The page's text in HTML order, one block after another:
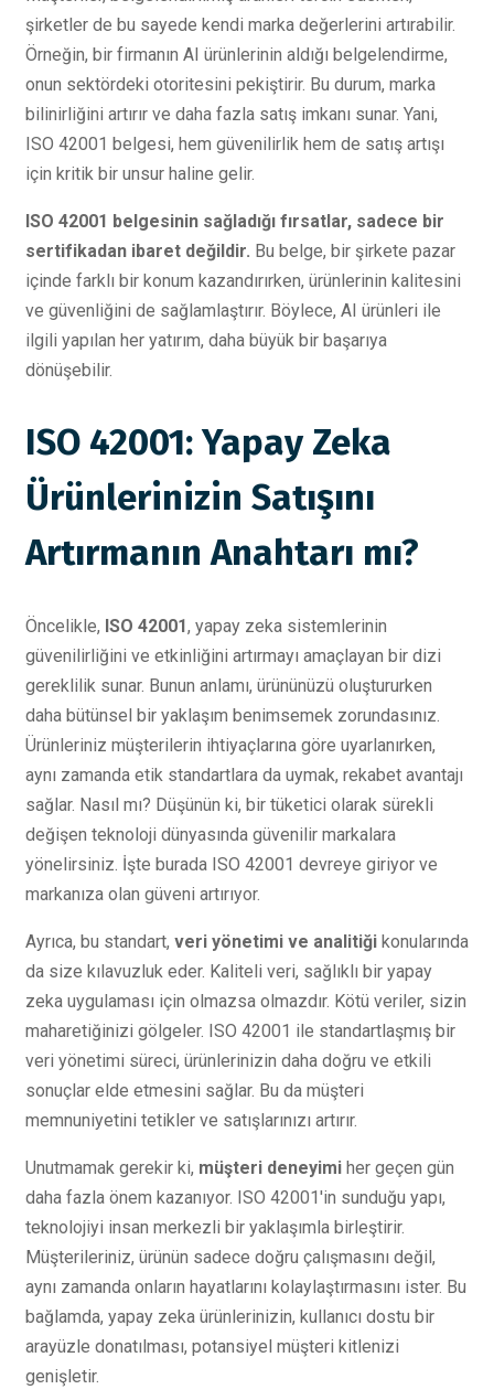
şirketler de bu sayede kendi marka değerlerini artırabilir.
Örneğin, bir firmanın AI ürünlerinin aldığı belgelendirme,
onun sektördeki otoritesini pekiştirir. Bu durum, marka
bilinirliğini artırır ve daha fazla satış imkanı sunar. Yani,
ISO 42001 belgesi, hem güvenilirlik hem de satış artışı
için kritik bir unsur haline gelir.
ISO 42001 belgesinin sağladığı fırsatlar, sadece bir
sertifikadan ibaret değildir. Bu belge, bir şirkete pazar
içinde farklı bir konum kazandırırken, ürünlerinin kalitesini
ve güvenliğini de sağlamlaştırır. Böylece, AI ürünleri ile
ilgili yapılan her yatırım, daha büyük bir başarıya
dönüşebilir.
ISO 42001: Yapay Zeka
Ürünlerinizin Satışını
Artırmanın Anahtarı mı?
Öncelikle, ISO 42001, yapay zeka sistemlerinin
güvenilirliğini ve etkinliğini artırmayı amaçlayan bir dizi
gereklilik sunar. Bunun anlamı, ürününüzü oluştururken
daha bütünsel bir yaklaşım benimsemek zorundasınız.
Ürünleriniz müşterilerin ihtiyaçlarına göre uyarlanırken,
aynı zamanda etik standartlara da uymak, rekabet avantajı
sağlar. Nasıl mı? Düşünün ki, bir tüketici olarak sürekli
değişen teknoloji dünyasında güvenilir markalara
yönelirsiniz. İşte burada ISO 42001 devreye giriyor ve
markanıza olan güveni artırıyor.
Ayrıca, bu standart, veri yönetimi ve analitiği konularında
da size kılavuzluk eder. Kaliteli veri, sağlıklı bir yapay
zeka uygulaması için olmazsa olmazdır. Kötü veriler, sizin
maharetiğinizi gölgeler. ISO 42001 ile standartlaşmış bir
veri yönetimi süreci, ürünlerinizin daha doğru ve etkili
sonuçlar elde etmesini sağlar. Bu da müşteri
memnuniyetini tetikler ve satışlarınızı artırır.
Unutmamak gerekir ki, müşteri deneyimi her geçen gün
daha fazla önem kazanıyor. ISO 42001'in sunduğu yapı,
teknolojiyi insan merkezli bir yaklaşımla birleştirir.
Müşterileriniz, ürünün sadece doğru çalışmasını değil,
aynı zamanda onların hayatlarını kolaylaştırmasını ister. Bu
bağlamda, yapay zeka ürünlerinizin, kullanıcı dostu bir
arayüzle donatılması, potansiyel müşteri kitlenizi
genişletir.